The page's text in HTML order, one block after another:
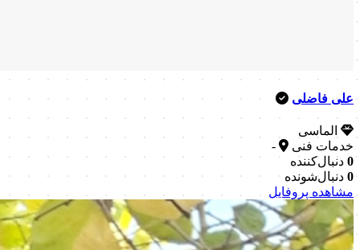
علی فاضلی
الماسی
خدمات فنی
-
0 دنبال‌کننده
0 دنبال‌شونده
مشاهده پروفایل